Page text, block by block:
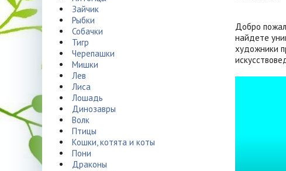
Добро
найдете
художники
Зайчик
Рыбки
Собачки
Тигр
Черепашки
Мишки
Лев
Лиса
Лошадь
Динозавры
Волк
Птицы
Кошки, котята и коты
Пони
Драконы